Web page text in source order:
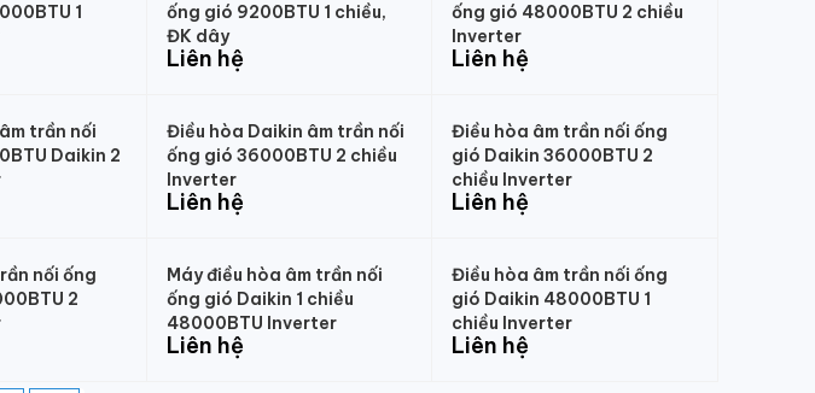
1
ống gió 9200BTU 1 chiều,
ĐK dây
Liên hệ
ống gió 48000BTU 2 chiều
Inverter
Liên hệ
trần nối
Daikin 2
Điều hòa Daikin âm trần nối
ống gió 36000BTU 2 chiều
Inverter
Liên hệ
Điều hòa âm trần nối ống
gió Daikin 36000BTU 2
chiều Inverter
Liên hệ
nối ống
2
Máy điều hòa âm trần nối
ống gió Daikin 1 chiều
48000BTU Inverter
Liên hệ
Điều hòa âm trần nối ống
gió Daikin 48000BTU 1
chiều Inverter
Liên hệ